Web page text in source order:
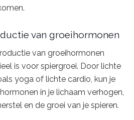
van groeihormonen
van groeihormonen
is voor spiergroei. Door lichte
yoga of lichte cardio, kun je
in je lichaam verhogen,
en de groei van je spieren.